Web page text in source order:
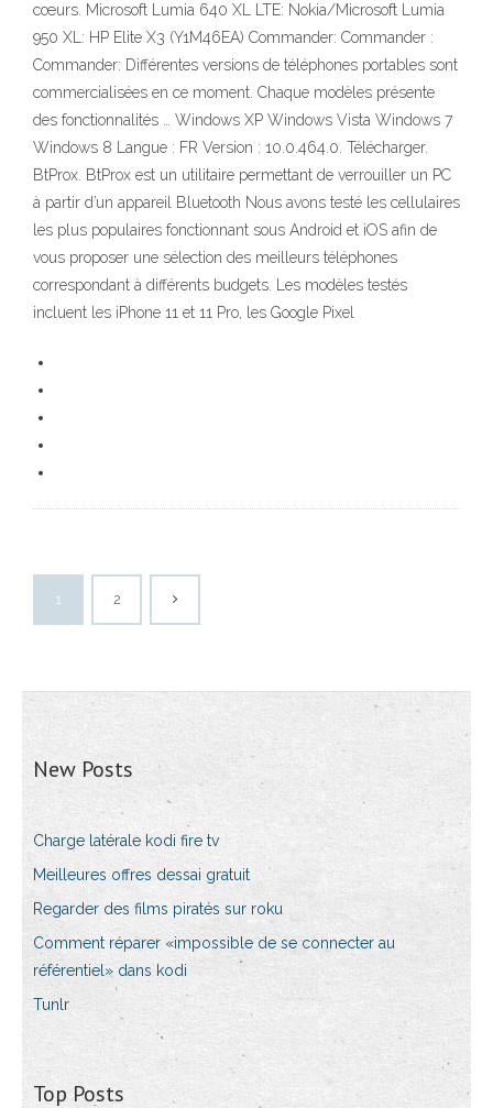
cœurs. Microsoft Lumia 640 XL LTE: Nokia/Microsoft Lumia
950 XL: HP Elite X3 (Y1M46EA) Commander: Commander :
Commander: Différentes versions de téléphones portables sont
commercialisées en ce moment. Chaque modèles présente
des fonctionnalités … Windows XP Windows Vista Windows 7
Windows 8 Langue : FR Version : 10.0.464.0. Télécharger.
BtProx. BtProx est un utilitaire permettant de verrouiller un PC
à partir d’un appareil Bluetooth Nous avons testé les cellulaires
les plus populaires fonctionnant sous Android et iOS afin de
vous proposer une sélection des meilleurs téléphones
correspondant à différents budgets. Les modèles testés
incluent les iPhone 11 et 11 Pro, les Google Pixel
1 2
New Posts
Charge latérale kodi fire tv
Meilleures offres dessai gratuit
Regarder des films piratés sur roku
Comment réparer «impossible de se connecter au
référentiel» dans kodi
Tunlr
Top Posts